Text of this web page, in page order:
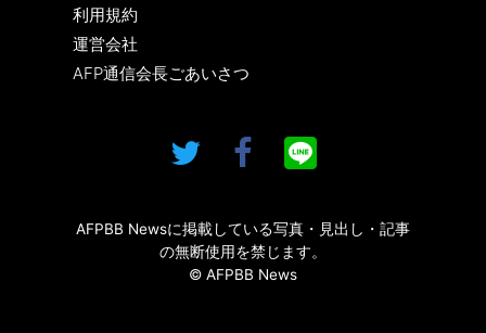
利用規約
運営会社
AFP通信会長ごあいさつ
AFPBB Newsに掲載している写真・見出し・記事
の無断使用を禁じます。
© AFPBB News